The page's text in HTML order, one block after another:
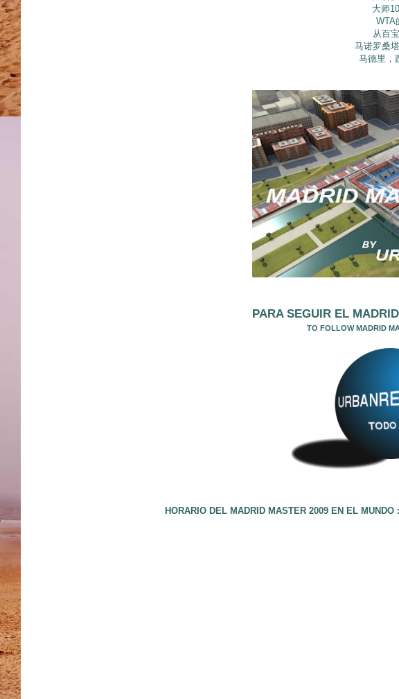
大师
WTA
从百
马诺罗桑
马德里，
PARA SEGUIR EL
TO FOLLOW MADRID
HORARIO DEL MADRID MASTER 2009 EN EL